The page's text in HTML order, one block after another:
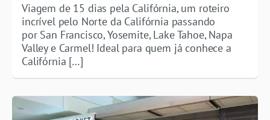
Viagem de 15 dias pela Califórnia, um roteiro
incrível pelo Norte da Califórnia passando
por San Francisco, Yosemite, Lake Tahoe, Napa
Valley e Carmel! Ideal para quem já conhece a
Califórnia […]